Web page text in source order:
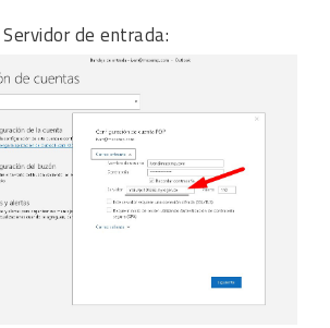
Servidor de entrada: